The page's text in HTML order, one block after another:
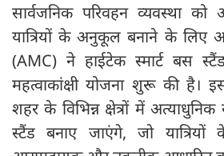
सार्वजनिक परिवहन व्यवस्था
यात्रियों के अनुकूल बनाने के लिए
(AMC) ने हाईटेक स्मार्ट बस
महत्वाकांक्षी योजना शुरू की है।
शहर के विभिन्न क्षेत्रों में
स्टैंड बनाए जाएंगे, जो